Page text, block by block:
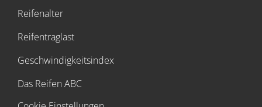
Reifenalter
Reifentraglast
Geschwindigkeitsindex
Das Reifen ABC